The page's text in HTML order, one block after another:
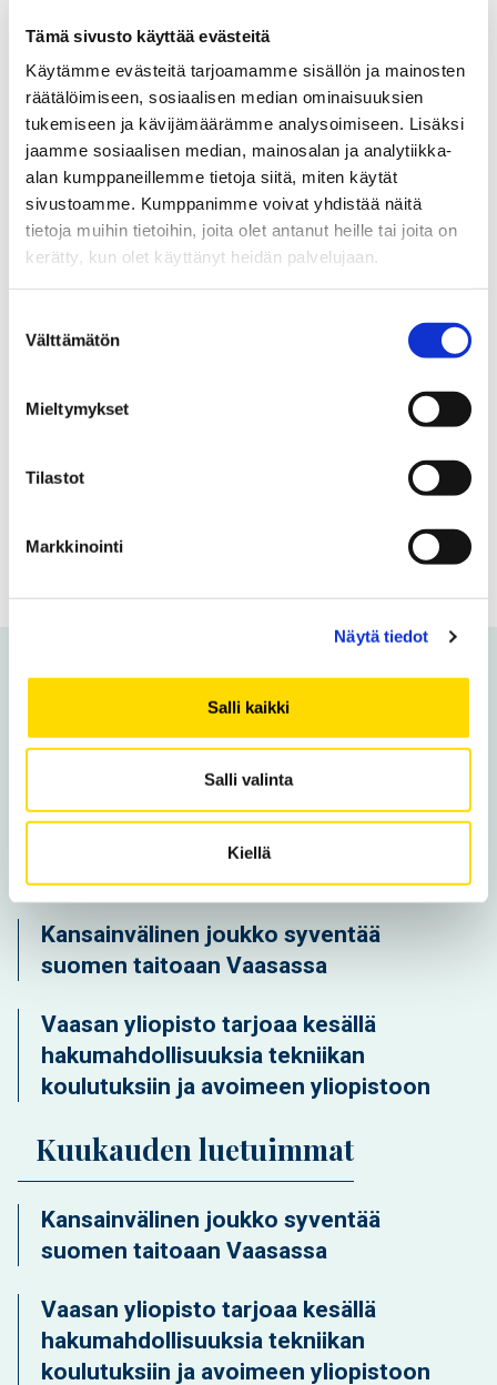
Tämä sivusto käyttää evästeitä
Käytämme evästeitä tarjoamamme sisällön ja mainosten
räätälöimiseen, sosiaalisen median ominaisuuksien
tukemiseen ja kävijämäärämme analysoimiseen. Lisäksi
jaamme sosiaalisen median, mainosalan ja analytiikka-
alan kumppaneillemme tietoja siitä, miten käytät
sivustoamme. Kumppanimme voivat yhdistää näitä
tietoja muihin tietoihin, joita olet antanut heille tai joita on
kerätty, kun olet käyttänyt heidän palvelujaan.
valinta
Välttämätön
Mieltymykset
Tilastot
Markkinointi
Näytä tiedot
Salli kaikki
Salli valinta
Kiellä
Opens in a new window
Opens in a new windowOpens in a new window
Tilaa Vaasan yliopiston
uutiskirje
Uutiskirje kokoaa yhteen Vaasan yliopiston
ajankohtaiset uutiset tutkimuksen tuloksista,
yhteiskunnallisesta vaikuttamisesta. Pysy
kanssamme kehityksen eturintamassa.
Voit olla kiinnostunut myös
näistä
Uusi opintoseteli avaa ovet
maksuttomiin korkeakouluopintoihin
ilman opiskelupaikkaa jääneille nuorille
Kansainvälinen joukko syventää
suomen taitoaan Vaasassa
Vaasan yliopisto tarjoaa kesällä
hakumahdollisuuksia tekniikan
koulutuksiin ja avoimeen yliopistoon
Kuukauden luetuimmat
Kansainvälinen joukko syventää
suomen taitoaan Vaasassa
Vaasan yliopisto tarjoaa kesällä
hakumahdollisuuksia tekniikan
koulutuksiin ja avoimeen yliopistoon